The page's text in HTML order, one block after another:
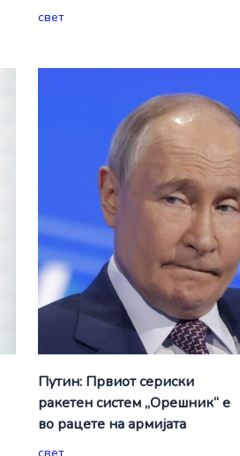
свет
Путин: Првиот сериски
ракетен систем „Орешник“ е
во рацете на армијата